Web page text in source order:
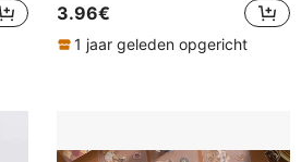
3.96€
1 jaar geleden opgericht